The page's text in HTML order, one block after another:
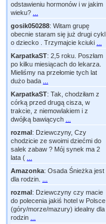
odstawieniu hormonów i w jakim
wieku?
gosik050288: Witam grupę
obecnie staram się już drugi cykl
o dziecko . Trzymajcie kciuki
KarpatkaST: 2,5 roku. Poszłam
po kilku miesiącach do lekarza.
Mieliśmy na przełomie tych lat
dużo bada
KarpatkaST: Tak, chodziłam z
córką przed drugą cisza, w
trakcie, z niemowlakiem i z
dwójką bawiących
rozmal: Dziewczyny, Czy
chodzicie ze swoimi dziećmi do
salek zabaw ? Mój synek ma 2
lata (
Amazonka: Osada Śnieżka jest
dla rodzin.
rozmal: Dziewczyny czy macie
do polecenia jakiś hotel w Polsce
(góry/morze/mazury) idealny dla
rodzin